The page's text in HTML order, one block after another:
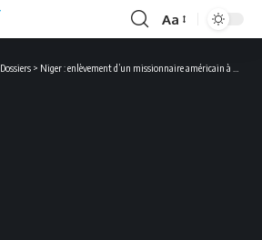
Font
Aa
Dossiers > Niger : enlèvement d’un missionnaire américain à Massalata